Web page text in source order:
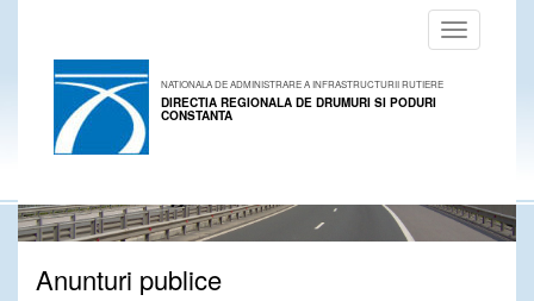
Toggle
navigation
NATIONALA DE ADMINISTRARE A INFRASTRUCTURII RUTIERE
DIRECTIA REGIONALA DE DRUMURI SI PODURI
CONSTANTA
Anunturi publice